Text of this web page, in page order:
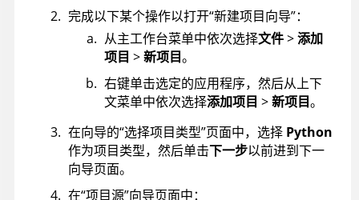
完成以下某个操作以打开“新建项目向导”：
从主工作台菜单中依次选择文件>添加
项目 >新项目。
右键单击选定的应用程序，然后从上下
文菜单中依次选择添加项目 >新项目。
在向导的“选择项目类型”页面中，选择 Python
作为项目类型，然后单击下一步以前进到下一
向导页面。
在“项目源”向导页面中：